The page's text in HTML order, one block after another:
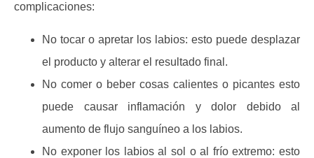
complicaciones:
No tocar o apretar los labios: esto puede desplazar
el producto y alterar el resultado final.
No comer o beber cosas calientes o picantes esto
puede causar inflamación y dolor debido al
aumento de flujo sanguíneo a los labios.
No exponer los labios al sol o al frío extremo: esto